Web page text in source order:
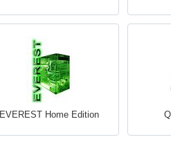
EVEREST Home Edition